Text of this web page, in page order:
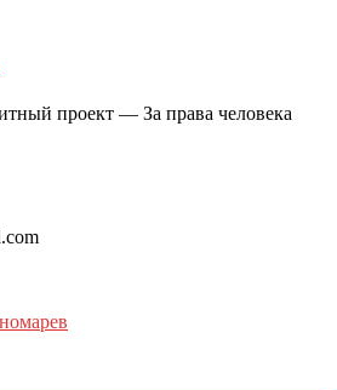
проект — За права человека